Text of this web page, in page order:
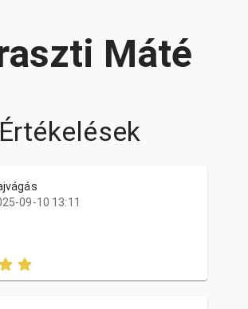
Máté
Értékelések
09-10 13:11